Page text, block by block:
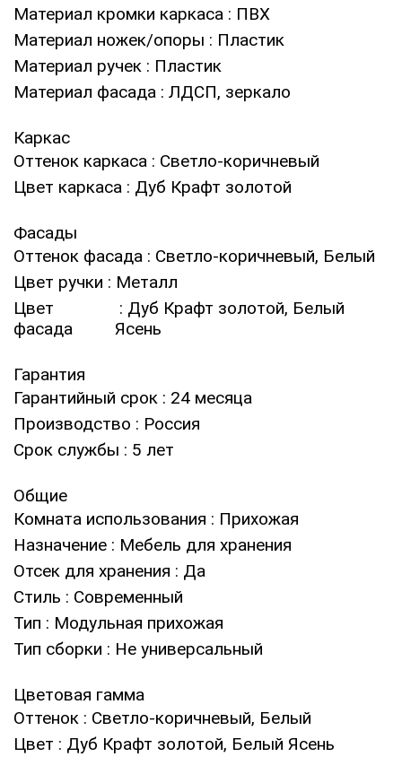
Материал кромки каркаса : ПВХ
Материал ножек/опоры : Пластик
Материал ручек : Пластик
Материал фасада : ЛДСП, зеркало
Каркас
Оттенок каркаса : Светло-коричневый
Цвет каркаса : Дуб Крафт золотой
Фасады
Оттенок фасада : Светло-коричневый, Белый
Цвет ручки : Металл
Цвет
фасада
: Дуб Крафт золотой, Белый
Ясень
Гарантия
Гарантийный срок : 24 месяца
Производство : Россия
Срок службы : 5 лет
Общие
Комната использования : Прихожая
Назначение : Мебель для хранения
Отсек для хранения : Да
Стиль : Современный
Тип : Модульная прихожая
Тип сборки : Не универсальный
Цветовая гамма
Оттенок : Светло-коричневый, Белый
Цвет : Дуб Крафт золотой, Белый Ясень